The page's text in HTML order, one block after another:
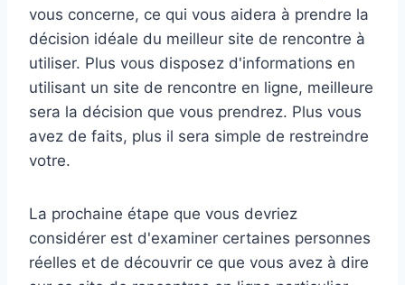
vous concerne, ce qui vous aidera à prendre la
décision idéale du meilleur site de rencontre à
utiliser. Plus vous disposez d'informations en
utilisant un site de rencontre en ligne, meilleure
sera la décision que vous prendrez. Plus vous
avez de faits, plus il sera simple de restreindre
votre.
La prochaine étape que vous devriez
considérer est d'examiner certaines personnes
réelles et de découvrir ce que vous avez à dire